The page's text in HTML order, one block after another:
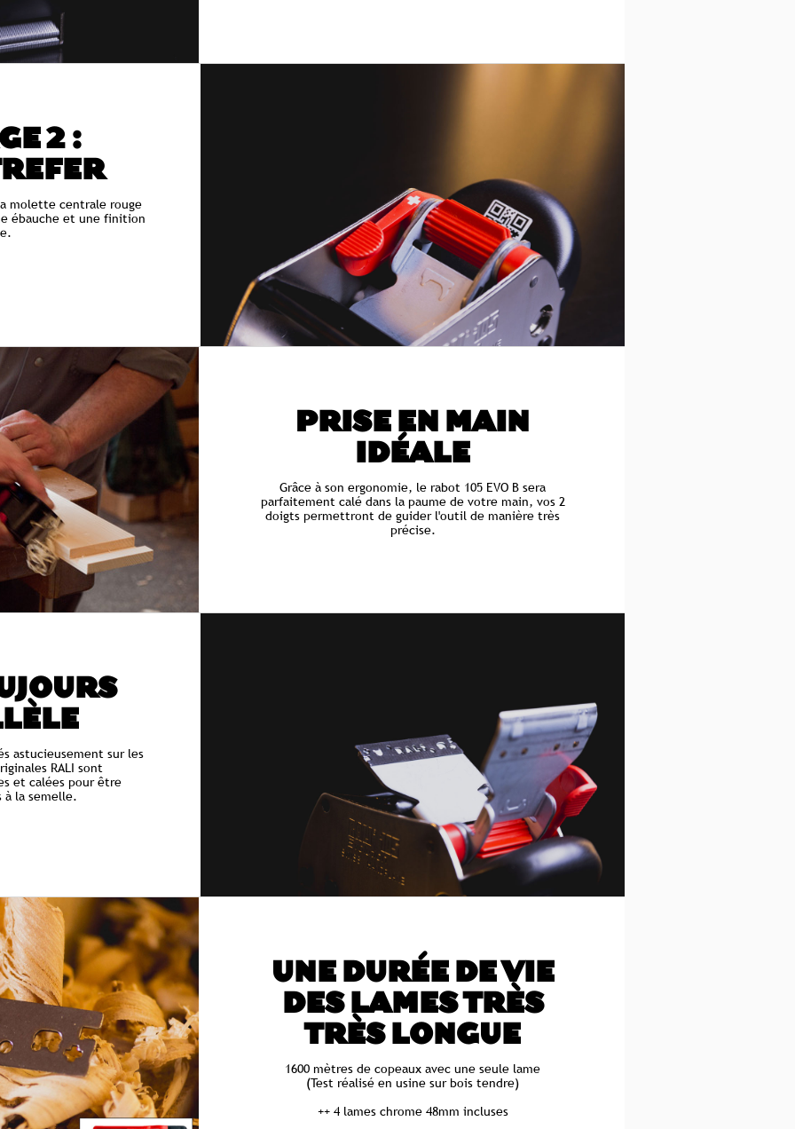
2 :
molette centrale rouge
ébauche et une finition
PRISE EN MAIN
IDÉALE
Grâce à son ergonomie, le rabot 105 EVO B sera
parfaitement calé dans la paume de votre main, vos 2
doigts permettront de guider l'outil de manière très
précise.
astucieusement sur les
RALI sont
et calées pour être
à la semelle.
UNE DURÉE DE VIE
DES LAMES TRÈS
TRÈS LONGUE
1600 mètres de copeaux avec une seule lame
(Test réalisé en usine sur bois tendre)
++ 4 lames chrome 48mm incluses